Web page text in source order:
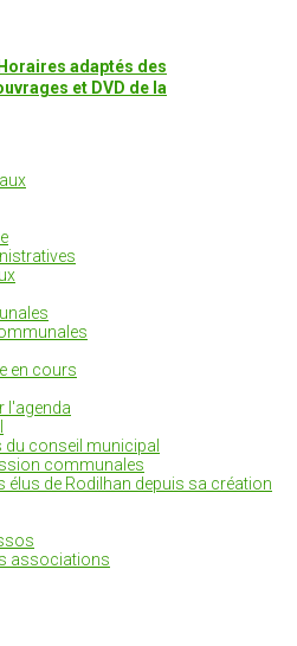
Horaires adaptés des
et DVD de la
en cours
l'agenda
du conseil municipal
communales
élus de Rodilhan depuis sa création
associations